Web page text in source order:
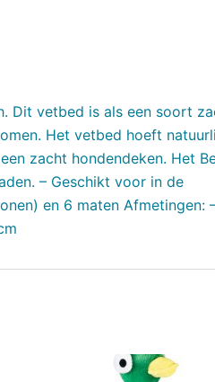
Dit vetbed is als een soort
Het vetbed hoeft
zacht hondendeken. Het
– Geschikt voor in de
en 6 maten Afmetingen: